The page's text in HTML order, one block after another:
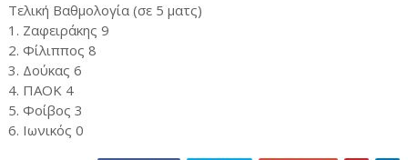
Τελική Βαθμολογία (σε 5 ματς)
1. Ζαφειράκης 9
2. Φίλιππος 8
3. Δούκας 6
4. ΠΑΟΚ 4
5. Φοίβος 3
6. Ιωνικός 0